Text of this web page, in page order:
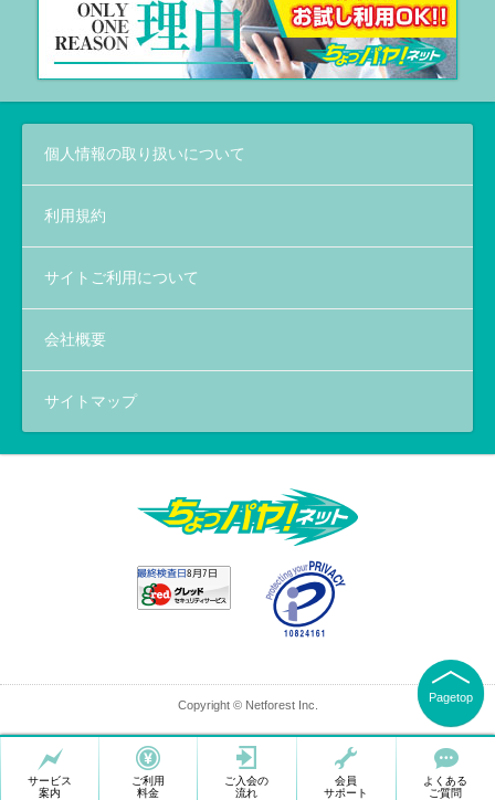
サービス
案内
ご利用
料金
ご入会の
流れ
会員
サポート
よくある
ご質問
個人情報の取り扱いについて
利用規約
サイトご利用について
会社概要
サイトマップ
Pagetop
Copyright © Netforest Inc.